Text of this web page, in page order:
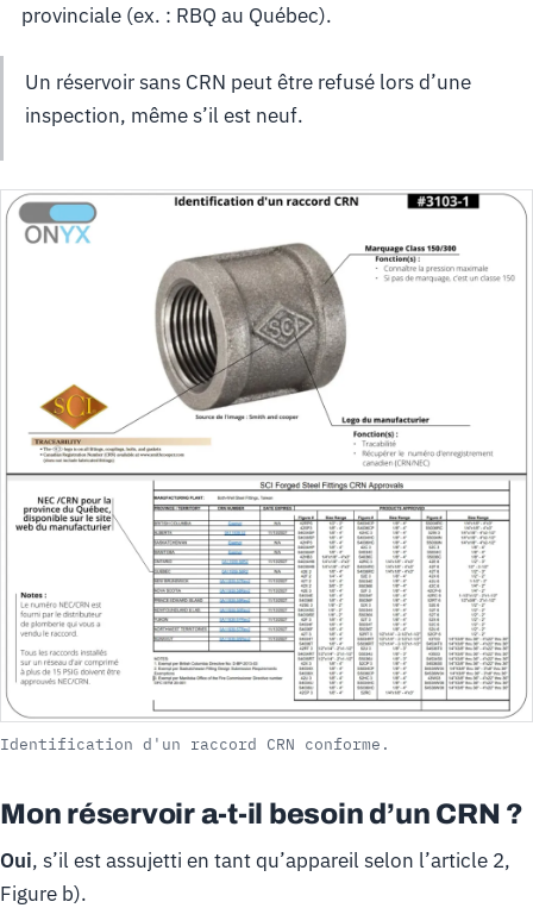
provinciale (ex. : RBQ au Québec).
Un réservoir sans CRN peut être refusé lors d’une
inspection, même s’il est neuf.
Identification d'un raccord CRN conforme.
Mon réservoir a-t-il besoin d’un CRN ?
Oui, s’il est assujetti en tant qu’appareil selon l’article 2,
Figure b).